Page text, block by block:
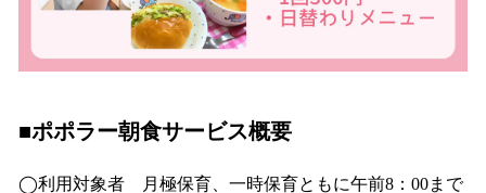
■ポポラー朝食サービス概要
◯利用対象者 月極保育、一時保育ともに午前8：00まで